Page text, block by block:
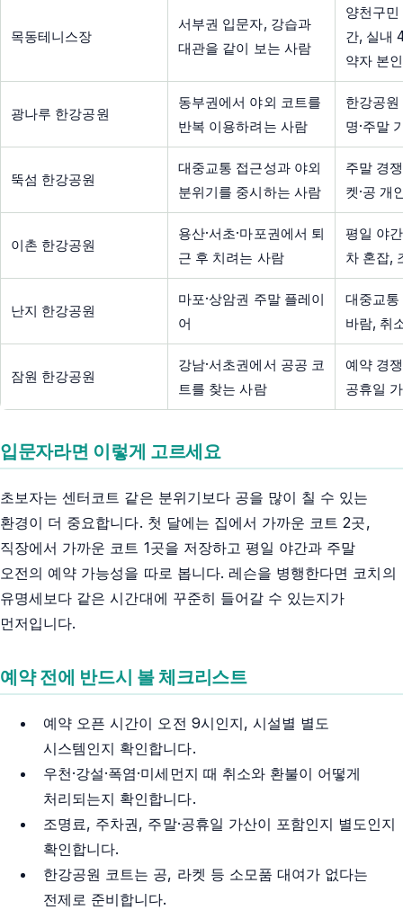
목동테니스장
서부권 입문자, 강습과
대관을 같이 보는 사람
양천구
간, 실내
약자 본
광나루 한강공원
동부권에서 야외 코트를
반복 이용하려는 사람
한강공
명·주말
뚝섬 한강공원
대중교통 접근성과 야외
분위기를 중시하는 사람
주말 경
켓·공 개
이촌 한강공원
용산·서초·마포권에서 퇴
근 후 치려는 사람
평일 야
차 혼잡,
난지 한강공원
마포·상암권 주말 플레이
어
대중교
바람, 취
잠원 한강공원
강남·서초권에서 공공 코
트를 찾는 사람
예약 경
공휴일
입문자라면 이렇게 고르세요
초보자는 센터코트 같은 분위기보다 공을 많이 칠 수 있는
환경이 더 중요합니다. 첫 달에는 집에서 가까운 코트 2곳,
직장에서 가까운 코트 1곳을 저장하고 평일 야간과 주말
오전의 예약 가능성을 따로 봅니다. 레슨을 병행한다면 코치의
유명세보다 같은 시간대에 꾸준히 들어갈 수 있는지가
먼저입니다.
예약 전에 반드시 볼 체크리스트
예약 오픈 시간이 오전 9시인지, 시설별 별도
시스템인지 확인합니다.
우천·강설·폭염·미세먼지 때 취소와 환불이 어떻게
처리되는지 확인합니다.
조명료, 주차권, 주말·공휴일 가산이 포함인지 별도인지
확인합니다.
한강공원 코트는 공, 라켓 등 소모품 대여가 없다는
전제로 준비합니다.